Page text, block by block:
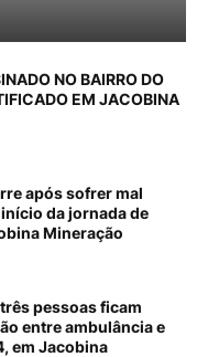
NO BAIRRO DO
EM JACOBINA
após sofrer mal
da jornada de
Mineração
pessoas ficam
entre ambulância e
em Jacobina